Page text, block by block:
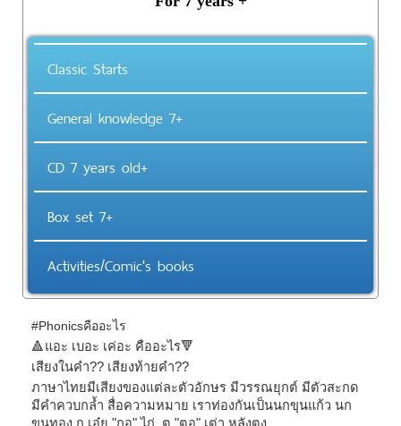
Classic Starts
General knowledge 7+
CD 7 years old+
Box set 7+
Activities/Comic's books
#Phonicsคืออะไร
🔺️แอะ เบอะ เค่อะ คืออะไร🔻
เสียงในคำ?? เสียงท้ายคำ??
ภาษาไทยมีเสียงของแต่ละตัวอักษร มีวรรณยุกต์ มีตัวสะกด
มีคำควบกล้ำ สื่อความหมาย เราท่องกันเป็นนกขุนแก้ว นก